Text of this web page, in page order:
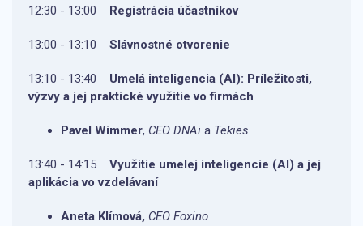
12:30 - 13:00 Registrácia účastníkov
13:00 - 13:10 Slávnostné otvorenie
13:10 - 13:40 Umelá inteligencia (AI): Príležitosti,
výzvy a jej praktické využitie vo firmách
Pavel Wimmer, CEO DNAi a Tekies
13:40 - 14:15 Využitie umelej inteligencie (AI) a jej
aplikácia vo vzdelávaní
Aneta Klímová, CEO Foxino